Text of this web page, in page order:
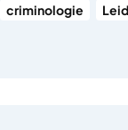
criminologie